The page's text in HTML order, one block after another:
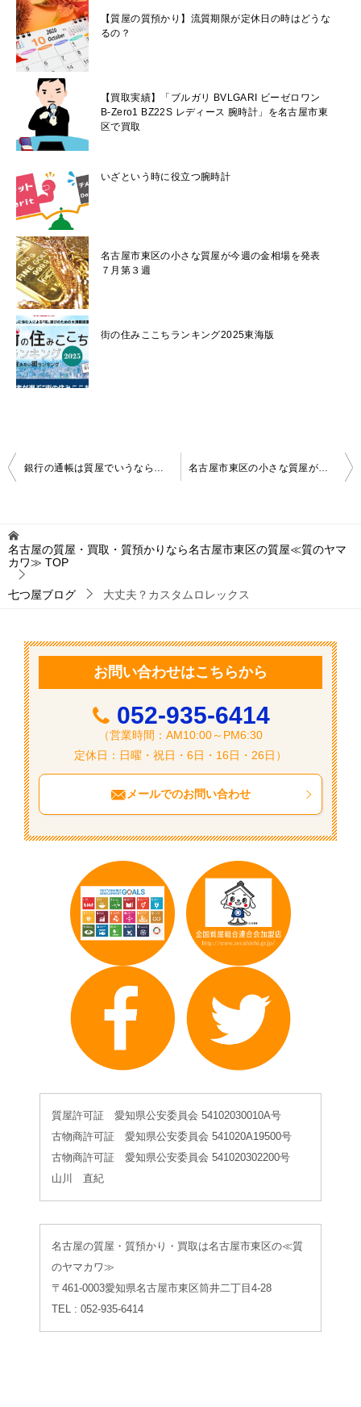
【質屋の質預かり】流質期限が定休日の時はどうな
るの？
【買取実績】「ブルガリ BVLGARI ビーゼロワン
B-Zero1 BZ22S レディース 腕時計」を名古屋市東
区で買取
いざという時に役立つ腕時計
名古屋市東区の小さな質屋が今週の金相場を発表
７月第３週
街の住みここちランキング2025東海版
投
ビ
ゲ
ー
銀行の通帳は質屋でいうなら質札？ 名古屋市東区の小さな質屋が今週の金相場を発表 8月第4週
名古屋の質屋・買取・質預かりなら名古屋市東区の質屋≪質のヤマ
カワ≫ TOP
七つ屋ブログ 大丈夫？カスタムロレックス
お問い合わせはこちらから
052-935-6414
（営業時間：AM10:00～PM6:30
定休日：日曜・祝日・6日・16日・26日）
メールでのお問い合わせ
質屋許可証 愛知県公安委員会 54102030010A号
古物商許可証 愛知県公安委員会 541020A19500号
古物商許可証 愛知県公安委員会 541020302200号
山川 直紀
名古屋の質屋・質預かり・買取は名古屋市東区の≪質
のヤマカワ≫
〒461-0003愛知県名古屋市東区筒井二丁目4-28
TEL : 052-935-6414